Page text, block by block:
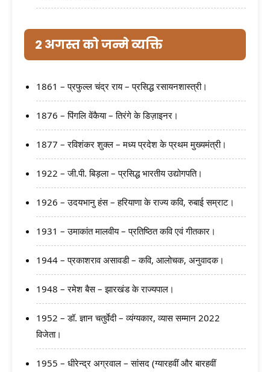
2 अगस्त को जन्मे व्यक्ति
1861 – प्रफुल्ल चंद्र राय – प्रसिद्ध रसायनशास्त्री।
1876 – पिंगलि वेंकैया – तिरंगे के डिज़ाइनर।
1877 – रविशंकर शुक्ल – मध्य प्रदेश के प्रथम मुख्यमंत्री।
1922 – जी.पी. बिड़ला – प्रसिद्ध भारतीय उद्योगपति।
1926 – उदयभानु हंस – हरियाणा के राज्य कवि, रुबाई सम्राट।
1931 – उमाकांत मालवीय – प्रतिष्ठित कवि एवं गीतकार।
1944 – प्रकाशराव असावडी – कवि, आलोचक, अनुवादक।
1948 – रमेश बैस – झारखंड के राज्यपाल।
1952 – डॉ. ज्ञान चतुर्वेदी – व्यंग्यकार, व्यास सम्मान 2022
विजेता।
1955 – धीरेन्द्र अग्रवाल – सांसद (ग्यारहवीं और बारहवीं